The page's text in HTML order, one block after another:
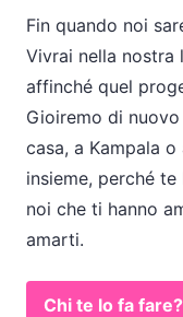
Fin quando noi
Vivrai nella
affinché quel
Gioiremo di
casa, a Kampala
insieme, perché
noi che ti hanno
amarti.
Chi te lo fa fare?